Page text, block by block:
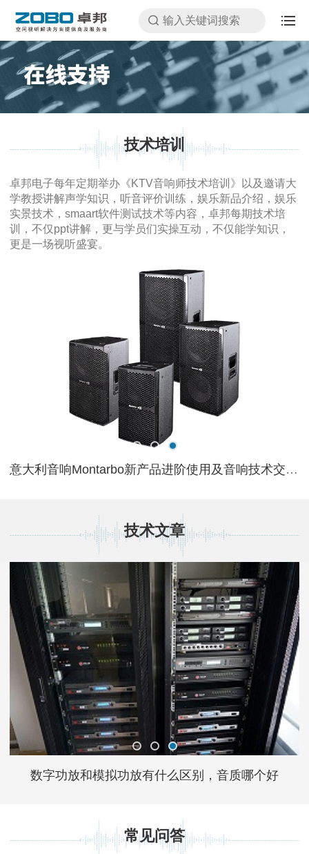
技术培训
卓邦电子每年定期举办《KTV音响师技术培训》以及邀请大
学教授讲解声学知识，听音评价训练，娱乐新品介绍，娱乐
实景技术，smaart软件测试技术等内容，卓邦每期技术培
训，不仅ppt讲解，更与学员们实操互动，不仅能学知识，
更是一场视听盛宴。
意大利音响Montarbo新产品进阶使用及音响技术交流培训将于北京开讲
技术文章
数字功放和模拟功放有什么区别，音质哪个好
常见问答